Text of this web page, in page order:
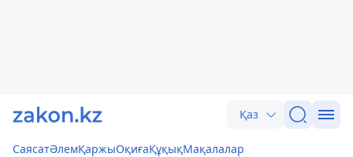
Қаз
СаясатӘлемҚаржыОқиғаҚұқықМақалалар